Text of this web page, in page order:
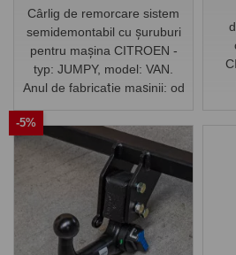
Cârlig de remorcare sistem
semidemontabil cu șuruburi
pentru mașina CITROEN -
typ: JUMPY, model: VAN.
Anul de fabricație mașinii: od
-5%